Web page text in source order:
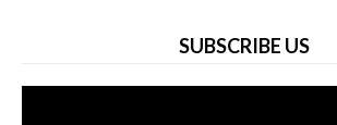
SUBSCRIBE US